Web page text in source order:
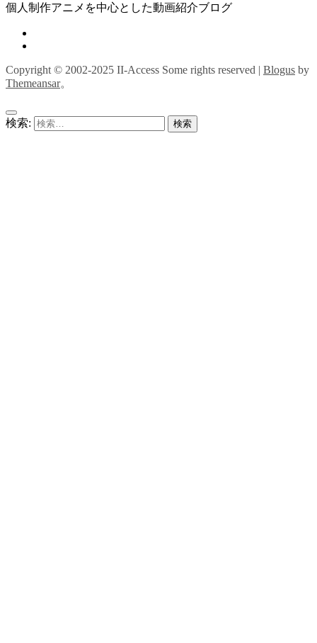
個人制作アニメを中心とした動画紹介ブログ
Copyright © 2002-2025 II-Access Some rights reserved | Blogus by
Themeansar。
検索: